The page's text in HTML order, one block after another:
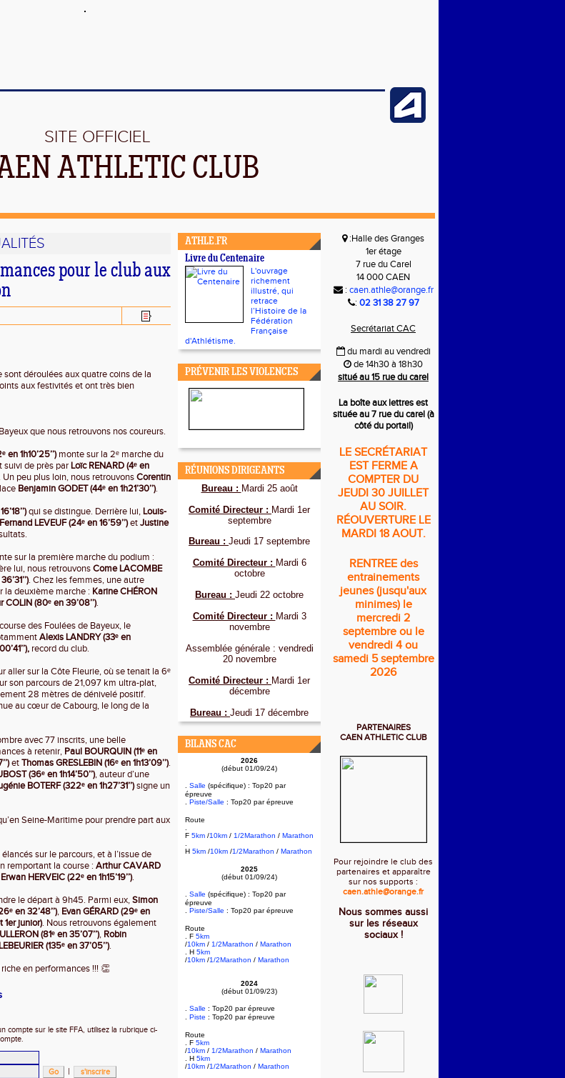
SITE OFFICIEL
ATHLETIC CLUB
pour le club aux
déroulées aux quatre coins de la
aux festivités et ont très bien
que nous retrouvons nos coureurs.
en 1h10’25’’)monte sur la 2ᵉ marche du
suivi de près par Loïc RENARD (4ᵉ en
Un peu plus loin, nous retrouvonsCorentin
Benjamin GODET (44ᵉ en 1h21’30’’).
qui se distingue. Derrière lui, Louis-
Fernand LEVEUF (24ᵉ en 16’59’’)etJustine
sur la première marche du podium :
lui, nous retrouvonsCome LACOMBE
. Chez les femmes, une autre
la deuxième marche : Karine CHÉRON
COLIN (80ᵉ en 39’08’’).
des Foulées de Bayeux, le
Alexis LANDRY (33ᵉ en
record du club.
aller sur la Côte Fleurie, où se tenait la 6ᵉ
son parcours de 21,097 km ultra-plat,
28 mètres de dénivelé positif.
au cœur de Cabourg, le long de la
avec 77 inscrits, une belle
à retenir, Paul BOURQUIN (11ᵉ en
etThomas GRESLEBIN (16ᵉ en 1h13’09’’).
(36ᵉ en 1h14’50’’), auteur d’une
BOTERF (322ᵉ en 1h27’31’’)signe un
Seine-Maritime pour prendre part aux
sur le parcours, et à l’issue de
remportant la course : Arthur CAVARD
Erwan HERVEIC (22ᵉ en 1h15’19’’).
le départ à 9h45. Parmi eux,Simon
en 32’48’’), Evan GÉRARD (29ᵉ en
1er junior). Nous retrouvons également
(81ᵉ en 35’07’’), Robin
(135ᵉ en 37’05’’).
en performances !!! 👏
compte sur le site FFA, utilisez la rubrique ci-
|
ATHLE.FR
Livre du Centenaire
L'ouvrage
richement
illustré, qui
retrace
l’Histoire de la
Fédération
Française
d'Athlétisme.
PRÉVENIR LES VIOLENCES
RÉUNIONS DIRIGEANTS
Bureau : Mardi 25 août
Comité Directeur : Mardi 1er
septembre
Bureau : Jeudi 17 septembre
Comité Directeur : Mardi 6
octobre
Bureau : Jeudi 22 octobre
Comité Directeur : Mardi 3
novembre
Assemblée générale : vendredi
20 novembre
Comité Directeur : Mardi 1er
décembre
Bureau : Jeudi 17 décembre
BILANS CAC
2026
(début 01/09/24)
. Salle (spécifique) : Top20 par
épreuve
Piste/Salle : Top20 par épreuve
Route
F 5km /10km / 1/2Marathon / Marathon
H 5km /10km /1/2Marathon / Marathon
2025
(début 01/09/24)
. Salle (spécifique) : Top20 par
épreuve
Piste/Salle : Top20 par épreuve
Route
. F 5km
/10km / 1/2Marathon / Marathon
. H 5km
/10km /1/2Marathon / Marathon
2024
(début 01/09/23)
. Salle : Top20 par épreuve
Piste : Top20 par épreuve
Route
. F 5km
/10km / 1/2Marathon / Marathon
. H 5km
/10km /1/2Marathon / Marathon
:Halle des Granges
1er étage
7 rue du Carel
14 000 CAEN
: caen.athle@orange.fr
: 02 31 38 27 97
Secrétariat CAC
du mardi au vendredi
de 14h30 à 18h30
situé au 15 rue du carel
La boîte aux lettres est
située au 7 rue du carel (à
côté du portail)
LE SECRÉTARIAT
EST FERME A
COMPTER DU
JEUDI 30 JUILLET
AU SOIR.
RÉOUVERTURE LE
MARDI 18 AOUT.
RENTREE des
entrainements
jeunes (jusqu'aux
minimes) le
mercredi 2
septembre ou le
vendredi 4 ou
samedi 5 septembre
2026
PARTENAIRES
CAEN ATHLETIC CLUB
Pour rejoindre le club des
partenaires et apparaître
sur nos supports :
caen.athle@orange.fr
Nous sommes aussi
sur les réseaux
sociaux !